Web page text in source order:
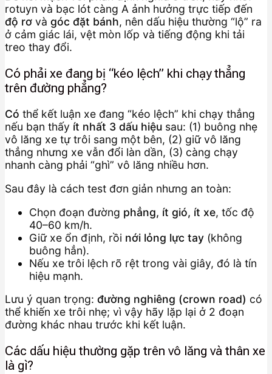
rotuyn và bạc lót càng A ảnh hưởng trực tiếp đến
độ rơ và góc đặt bánh, nên dấu hiệu thường “lộ” ra
ở cảm giác lái, vệt mòn lốp và tiếng động khi tải
treo thay đổi.
Có phải xe đang bị “kéo lệch” khi chạy thẳng
trên đường phẳng?
Có thể kết luận xe đang “kéo lệch” khi chạy thẳng
nếu bạn thấy ít nhất 3 dấu hiệu sau: (1) buông nhẹ
vô lăng xe tự trôi sang một bên, (2) giữ vô lăng
thẳng nhưng xe vẫn đổi làn dần, (3) càng chạy
nhanh càng phải “ghì” vô lăng nhiều hơn.
Sau đây là cách test đơn giản nhưng an toàn:
Chọn đoạn đường phẳng, ít gió, ít xe, tốc độ
40–60 km/h.
Giữ xe ổn định, rồi nới lỏng lực tay (không
buông hẳn).
Nếu xe trôi lệch rõ rệt trong vài giây, đó là tín
hiệu mạnh.
Lưu ý quan trọng: đường nghiêng (crown road) có
thể khiến xe trôi nhẹ; vì vậy hãy lặp lại ở 2 đoạn
đường khác nhau trước khi kết luận.
Các dấu hiệu thường gặp trên vô lăng và thân xe
là gì?